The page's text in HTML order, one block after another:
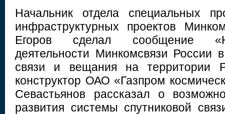
Начальник отдела специальных
инфраструктурных проектов
Егоров сделал сообщение
деятельности Минкомсвязи России
связи и вещания на территории
конструктор ОАО «Газпром
Севастьянов рассказал о
развития системы спутниковой